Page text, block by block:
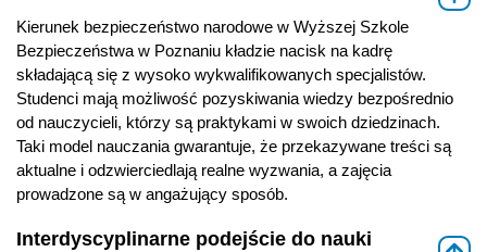
Kierunek bezpieczeństwo narodowe w Wyższej Szkole
Bezpieczeństwa w Poznaniu kładzie nacisk na kadrę
składającą się z wysoko wykwalifikowanych specjalistów.
Studenci mają możliwość pozyskiwania wiedzy bezpośrednio
od nauczycieli, którzy są praktykami w swoich dziedzinach.
Taki model nauczania gwarantuje, że przekazywane treści są
aktualne i odzwierciedlają realne wyzwania, a zajęcia
prowadzone są w angażujący sposób.
Interdyscyplinarne podejście do nauki